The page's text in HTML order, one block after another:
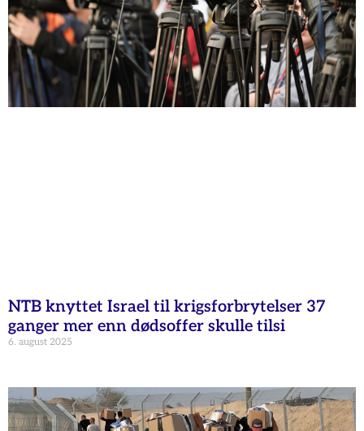
NTB knyttet Israel til krigsforbrytelser 37
ganger mer enn dødsoffer skulle tilsi
6. august 2025